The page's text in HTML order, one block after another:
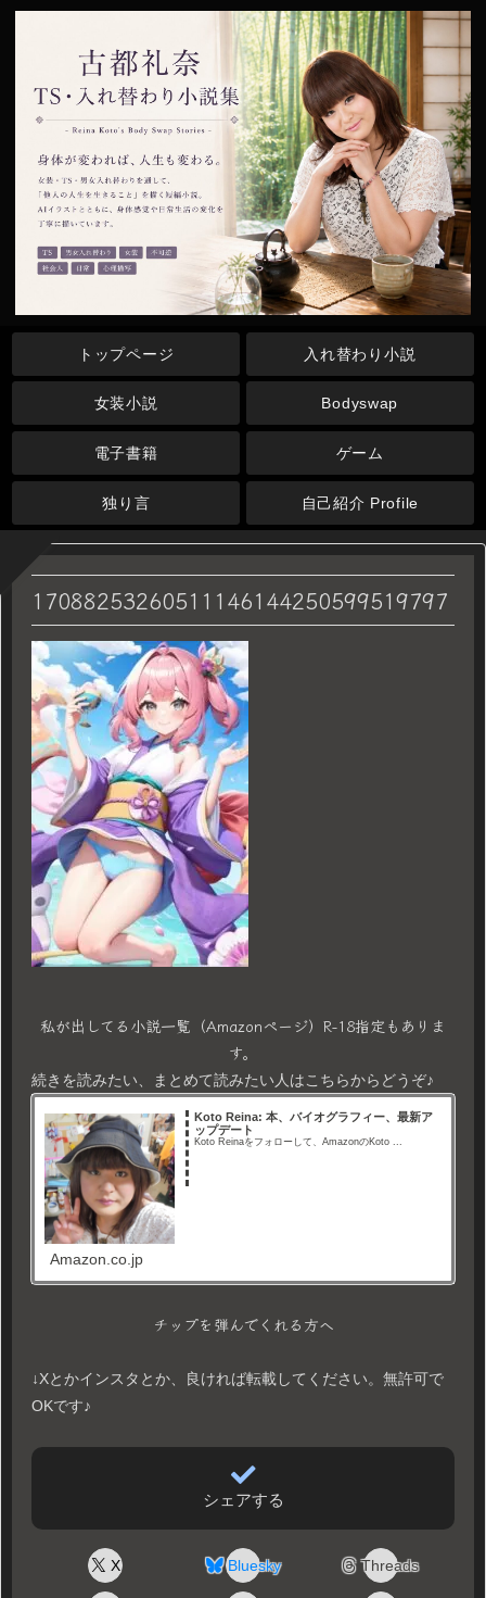
トップページ 入れ替わり小説
女装小説 Bodyswap
電子書籍 ゲーム
独り言 自己紹介 Profile
17088253260511146144250599519797
私が出してる小説一覧（Amazonページ）R-18指定もありま
す。
続きを読みたい、まとめて読みたい人はこちらからどうぞ♪
Koto Reina: 本、バイオグラフィー、最新ア
ップデート
Koto Reinaをフォローして、AmazonのKoto ...
Amazon.co.jp
チップを弾んでくれる方へ
↓Xとかインスタとか、良ければ転載してください。無許可で
OKです♪
シェアする
X Bluesky Threads